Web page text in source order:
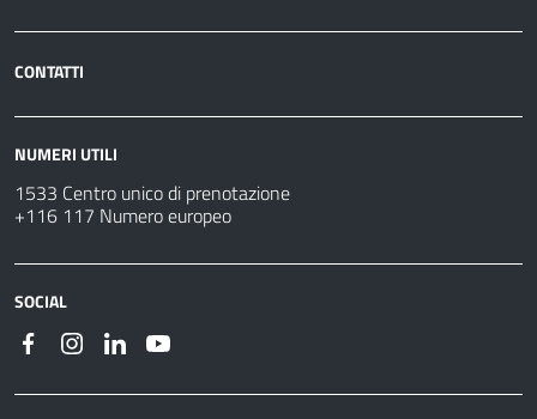
CONTATTI
NUMERI UTILI
1533 Centro unico di prenotazione
+116 117 Numero europeo
SOCIAL